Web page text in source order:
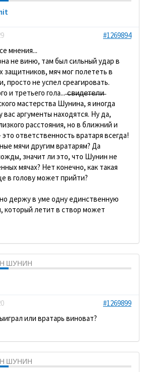
#1269894
мнения...
не виню, там был сильный удар в
защитников, мяч мог полететь в
просто не успел среагировать.
и третьего гола... ̶с̶в̶и̶д̶е̶т̶е̶л̶и̶
мастерства Шунина, я иногда
вас аргументы находятся. Ну да,
расстояния, но в ближний и
это ответственность вратаря всегда!
мячи другим вратарям? Да
значит ли это, что Шунин не
мячах? Нет конечно, как такая
в голову может прийти?
держу в уме одну единственную
который летит в створ может
ШУНИН
#1269899
или вратарь виноват?
ШУНИН